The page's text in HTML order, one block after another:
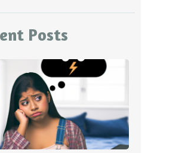
Posts